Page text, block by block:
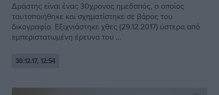
Δράστης είναι ένας 30χρονος ημεδαπός, ο οποίος
ταυτοποιήθηκε και σχηματίστηκε σε βάρος του
δικογραφία Εξιχνιάστηκε χθες (29.12.2017) ύστερα από
εμπεριστατωμένη έρευνα του ...
30.12.17, 12:54